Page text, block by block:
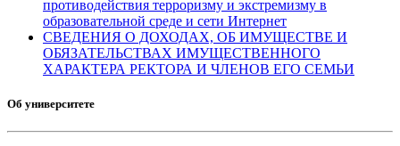
противодействия терроризму и экстремизму в
образовательной среде и сети Интернет
СВЕДЕНИЯ О ДОХОДАХ, ОБ ИМУЩЕСТВЕ И
ОБЯЗАТЕЛЬСТВАХ ИМУЩЕСТВЕННОГО
ХАРАКТЕРА РЕКТОРА И ЧЛЕНОВ ЕГО СЕМЬИ
Об университете